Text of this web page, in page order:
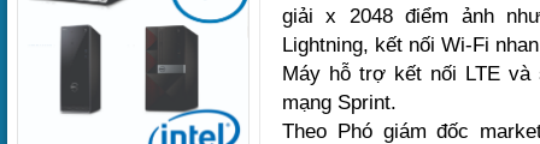
giải x 2048 điểm ảnh
Lightning, kết nối Wi-Fi
Máy hỗ trợ kết nối LTE
mạng Sprint.
Theo Phó giám đốc